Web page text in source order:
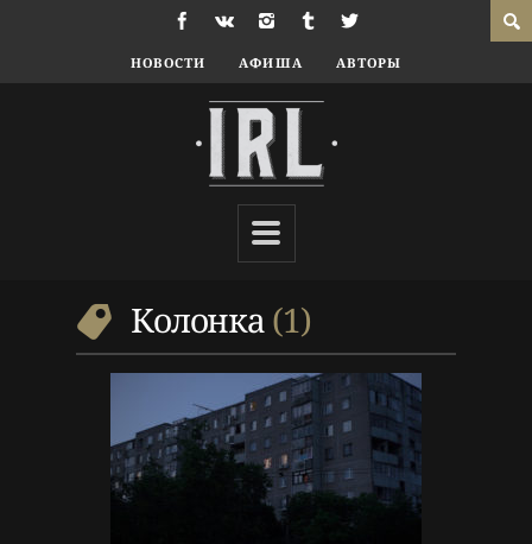
НОВОСТИ АФИША АВТОРЫ
Колонка 1
9 г. назад